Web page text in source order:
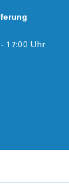
- 17:00 Uhr